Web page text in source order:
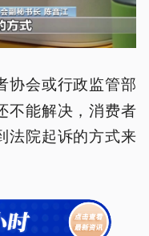
协会或行政监管部
不能解决，消费者
法院起诉的方式来